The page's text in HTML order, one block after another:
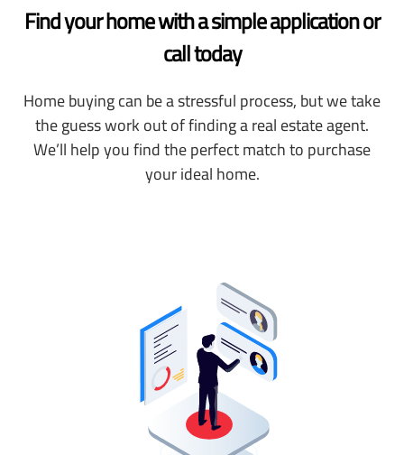
Find your home with a simple application or
call today
Home buying can be a stressful process, but we take
the guess work out of finding a real estate agent.
We’ll help you find the perfect match to purchase
your ideal home.